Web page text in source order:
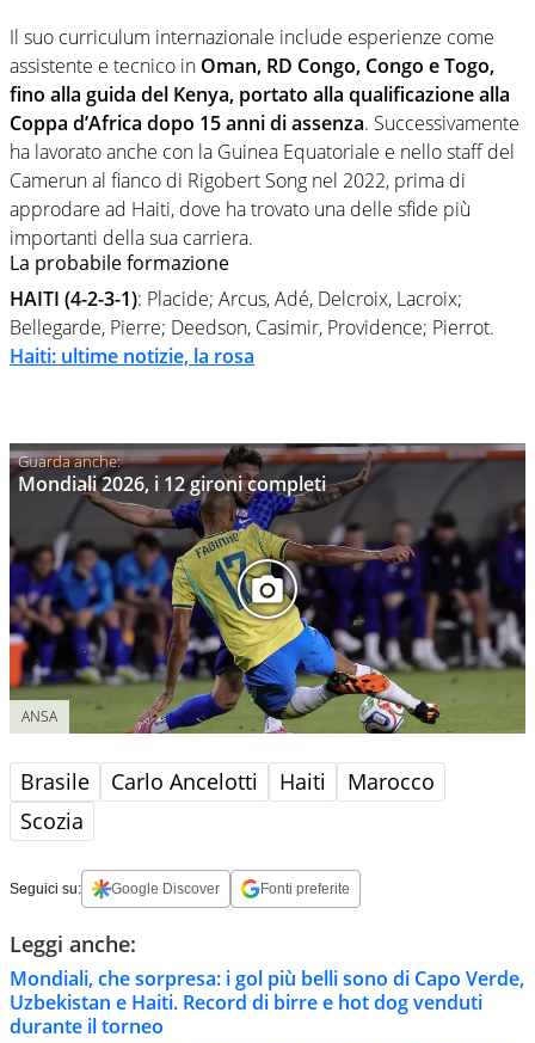
Il suo curriculum internazionale include esperienze come
assistente e tecnico in Oman, RD Congo, Congo e Togo,
fino alla guida del Kenya, portato alla qualificazione alla
Coppa d’Africa dopo 15 anni di assenza. Successivamente
ha lavorato anche con la Guinea Equatoriale e nello staff del
Camerun al fianco di Rigobert Song nel 2022, prima di
approdare ad Haiti, dove ha trovato una delle sfide più
importanti della sua carriera.
La probabile formazione
HAITI (4-2-3-1): Placide; Arcus, Adé, Delcroix, Lacroix;
Bellegarde, Pierre; Deedson, Casimir, Providence; Pierrot.
Haiti: ultime notizie, la rosa
Mondiali 2026, i 12 gironi completi
ANSA
Brasile Carlo Ancelotti Haiti
Marocco
Scozia
Seguici su: Google Discover Fonti preferite
Leggi anche:
Mondiali, che sorpresa: i gol più belli sono di Capo Verde,
Uzbekistan e Haiti. Record di birre e hot dog venduti
durante il torneo